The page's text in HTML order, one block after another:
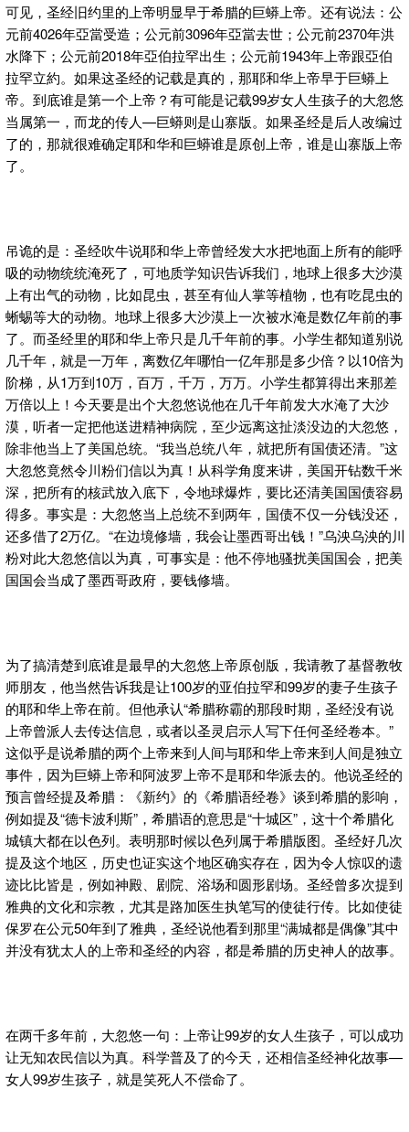
可见，圣经旧约里的上帝明显早于希腊的巨蟒上帝。还有说法：公
元前4026年亞當受造；公元前3096年亞當去世；公元前2370年洪
水降下；公元前2018年亞伯拉罕出生；公元前1943年上帝跟亞伯
拉罕立約。如果这圣经的记载是真的，那耶和华上帝早于巨蟒上
帝。到底谁是第一个上帝？有可能是记载99岁女人生孩子的大忽悠
当属第一，而龙的传人—巨蟒则是山寨版。如果圣经是后人改编过
了的，那就很难确定耶和华和巨蟒谁是原创上帝，谁是山寨版上帝
了。
吊诡的是：圣经吹牛说耶和华上帝曾经发大水把地面上所有的能呼
吸的动物统统淹死了，可地质学知识告诉我们，地球上很多大沙漠
上有出气的动物，比如昆虫，甚至有仙人掌等植物，也有吃昆虫的
蜥蜴等大的动物。地球上很多大沙漠上一次被水淹是数亿年前的事
了。而圣经里的耶和华上帝只是几千年前的事。小学生都知道别说
几千年，就是一万年，离数亿年哪怕一亿年那是多少倍？以10倍为
阶梯，从1万到10万，百万，千万，万万。小学生都算得出来那差
万倍以上！今天要是出个大忽悠说他在几千年前发大水淹了大沙
漠，听者一定把他送进精神病院，至少远离这扯淡没边的大忽悠，
除非他当上了美国总统。“我当总统八年，就把所有国债还清。”这
大忽悠竟然令川粉们信以为真！从科学角度来讲，美国开钻数千米
深，把所有的核武放入底下，令地球爆炸，要比还清美国国债容易
得多。事实是：大忽悠当上总统不到两年，国债不仅一分钱没还，
还多借了2万亿。“在边境修墙，我会让墨西哥出钱！”乌泱乌泱的川
粉对此大忽悠信以为真，可事实是：他不停地骚扰美国国会，把美
国国会当成了墨西哥政府，要钱修墙。
为了搞清楚到底谁是最早的大忽悠上帝原创版，我请教了基督教牧
师朋友，他当然告诉我是让100岁的亚伯拉罕和99岁的妻子生孩子
的耶和华上帝在前。但他承认“希腊称霸的那段时期，圣经没有说
上帝曾派人去传达信息，或者以圣灵启示人写下任何圣经卷本。”
这似乎是说希腊的两个上帝来到人间与耶和华上帝来到人间是独立
事件，因为巨蟒上帝和阿波罗上帝不是耶和华派去的。他说圣经的
预言曾经提及希腊：《新约》的《希腊语经卷》谈到希腊的影响，
例如提及“德卡波利斯”，希腊语的意思是“十城区”，这十个希腊化
城镇大都在以色列。表明那时候以色列属于希腊版图。圣经好几次
提及这个地区，历史也证实这个地区确实存在，因为令人惊叹的遗
迹比比皆是，例如神殿、剧院、浴场和圆形剧场。圣经曾多次提到
雅典的文化和宗教，尤其是路加医生执笔写的使徒行传。比如使徒
保罗在公元50年到了雅典，圣经说他看到那里“满城都是偶像”其中
并没有犹太人的上帝和圣经的内容，都是希腊的历史神人的故事。
在两千多年前，大忽悠一句：上帝让99岁的女人生孩子，可以成功
让无知农民信以为真。科学普及了的今天，还相信圣经神化故事—
女人99岁生孩子，就是笑死人不偿命了。